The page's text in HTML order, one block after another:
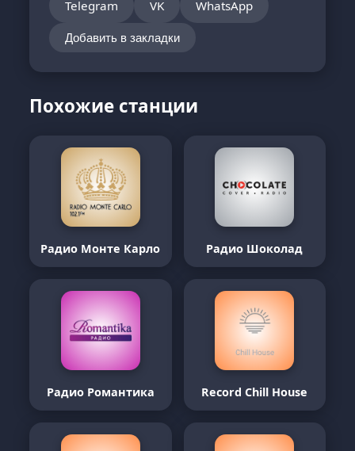
Telegram VK WhatsApp
Добавить в закладки
Похожие станции
Радио Монте Карло Радио Шоколад
Радио Романтика Record Chill House